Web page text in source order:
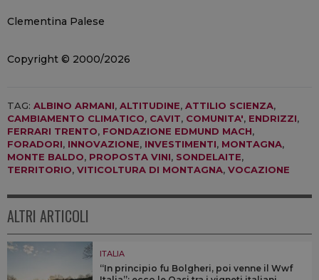
Clementina Palese
Copyright © 2000/2026
TAG: ALBINO ARMANI, ALTITUDINE, ATTILIO SCIENZA,
CAMBIAMENTO CLIMATICO, CAVIT, COMUNITA', ENDRIZZI,
FERRARI TRENTO, FONDAZIONE EDMUND MACH,
FORADORI, INNOVAZIONE, INVESTIMENTI, MONTAGNA,
MONTE BALDO, PROPOSTA VINI, SONDELAITE,
TERRITORIO, VITICOLTURA DI MONTAGNA, VOCAZIONE
ALTRI ARTICOLI
ITALIA
“In principio fu Bolgheri, poi venne il Wwf